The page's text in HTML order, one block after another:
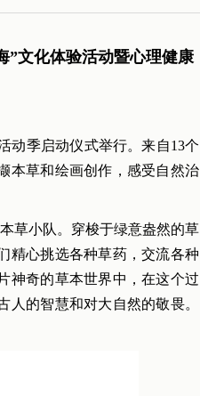
文化体验活动暨心理健康
动季启动仪式举行。来自13个
本草和绘画创作，感受自然治
草小队。穿梭于绿意盎然的草
精心挑选各种草药，交流各种
神奇的草本世界中，在这个过
的智慧和对大自然的敬畏。